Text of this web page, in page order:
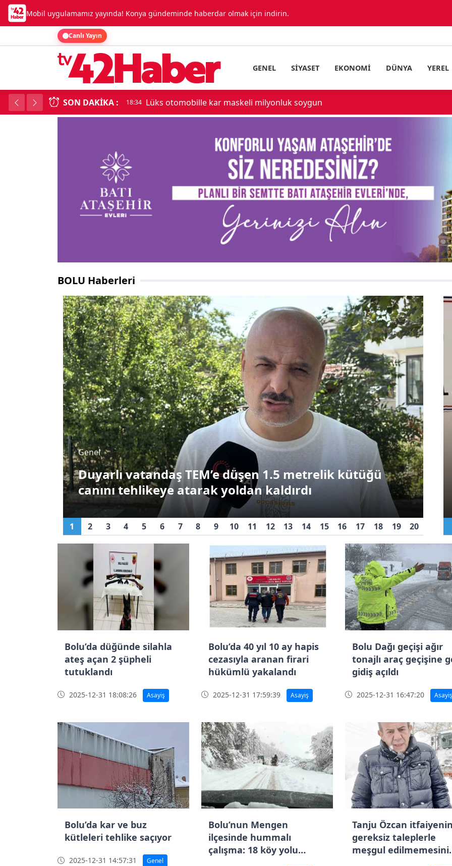
Mobil uygulamamız yayında! Konya gündeminde haberdar olmak için indirin.
Canlı Yayın
GENEL SIYASET EKONOMI DÜNYA YEREL
SON DAKIKA : 18:34 Kadınhanı'nda çok sayıda araç birbirine girdi
BOLU Haberleri
Çevre
Bolu’da heyelan nedeniyle Taşkesti-Abant yolu 1 aydır
kapalı
1 2 3 4 5 6 7 8 9 10 11 12 13 14 15 16 17 18 19 20
Asayiş
Bolu’da jandarmadan
uyuşturucu
operasyonu: 1
tutuklama
Bolu’da düğünde silahla
ateş açan 2 şüpheli
tutuklandı
2025-12-31 18:08:26 Asayiş
Bolu’da 40 yıl 10 ay hapis
cezasıyla aranan firari
hükümlü yakalandı
2025-12-31 17:59:39 Asayiş
Bolu Dağı geçişi ağır
tonajlı araç geçişine
gidiş açıldı
2025-12-31 16:47:20 Asayiş
Bolu’da kar ve buz
kütleleri tehlike saçıyor
2025-12-31 14:57:31 Genel
Bolu’nun Mengen
ilçesinde hummalı
çalışma: 18 köy yolu
Tanju Özcan itfaiyenin
gereksiz taleplerle
meşgul edilmemesini